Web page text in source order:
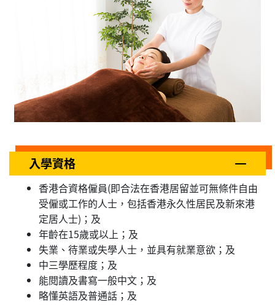
入學資格
香港合資格僱員(即合法在香港居留並可無條件自由
受僱或工作的人士，包括香港永久性居民及新來港
定居人士)；及
年齡在15歲或以上；及
失業、待業或失學人士，並具有就業意欲；及
中三學歷程度；及
能閱讀及書寫一般中文；及
略懂英語及普通話；及